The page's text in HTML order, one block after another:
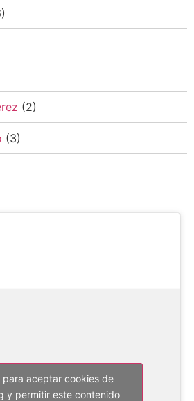
(2)
(3)
para aceptar cookies de
y permitir este contenido